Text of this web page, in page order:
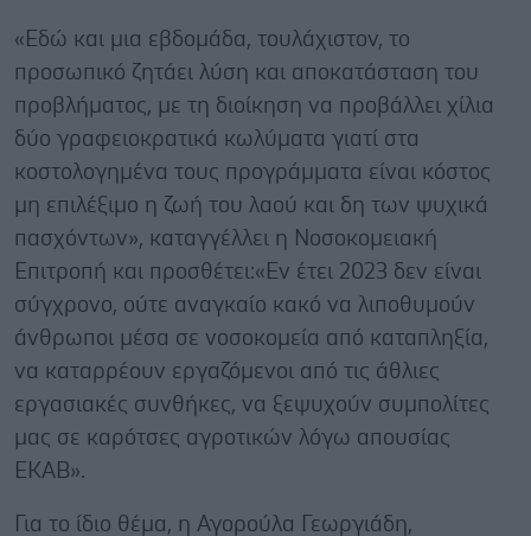
«Εδώ και μια εβδομάδα, τουλάχιστον, το
προσωπικό ζητάει λύση και αποκατάσταση του
προβλήματος, με τη διοίκηση να προβάλλει χίλια
δύο γραφειοκρατικά κωλύματα γιατί στα
κοστολογημένα τους προγράμματα είναι κόστος
μη επιλέξιμο η ζωή του λαού και δη των ψυχικά
πασχόντων», καταγγέλλει η Νοσοκομειακή
Επιτροπή και προσθέτει:«Εν έτει 2023 δεν είναι
σύγχρονο, ούτε αναγκαίο κακό να λιποθυμούν
άνθρωποι μέσα σε νοσοκομεία από καταπληξία,
να καταρρέουν εργαζόμενοι από τις άθλιες
εργασιακές συνθήκες, να ξεψυχούν συμπολίτες
μας σε καρότσες αγροτικών λόγω απουσίας
ΕΚΑΒ».
Για το ίδιο θέμα, η Αγορούλα Γεωργιάδη,